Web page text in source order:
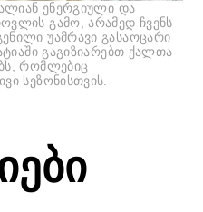
ენერგიული და
გამო, არამედ ჩვენს
უამრავი გასაოცარი
გაგიზიარებთ ქალთა
რომლებიც
სეზონისთვის.